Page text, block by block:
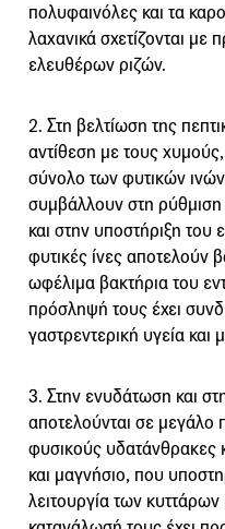
πολυφαινόλες και τα
λαχανικά σχετίζονται με
ελευθέρων ριζών.
2. Στη βελτίωση της
αντίθεση με τους
σύνολο των φυτικών
συμβάλλουν στη ρύθμιση
και στην υποστήριξη του
φυτικές ίνες αποτελούν
ωφέλιμα βακτήρια του
πρόσληψή τους έχει
γαστρεντερική υγεία και
3. Στην ενυδάτωση και
αποτελούνται σε
φυσικούς υδατάνθρακες
και μαγνήσιο, που
λειτουργία των